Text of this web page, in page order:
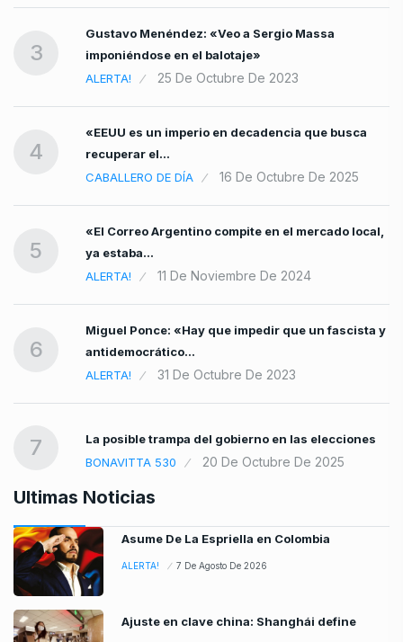
3
Gustavo Menéndez: «Veo a Sergio Massa
imponiéndose en el balotaje»
ALERTA!
25 De Octubre De 2023
4
«EEUU es un imperio en decadencia que busca
recuperar el…
CABALLERO DE DÍA
16 De Octubre De 2025
5
«El Correo Argentino compite en el mercado local,
ya estaba…
ALERTA!
11 De Noviembre De 2024
6
Miguel Ponce: «Hay que impedir que un fascista y
antidemocrático…
ALERTA!
31 De Octubre De 2023
7
La posible trampa del gobierno en las elecciones
BONAVITTA 530
20 De Octubre De 2025
Ultimas Noticias
Asume De La Espriella en Colombia
ALERTA! 7 De Agosto De 2026
Ajuste en clave china: Shanghái define